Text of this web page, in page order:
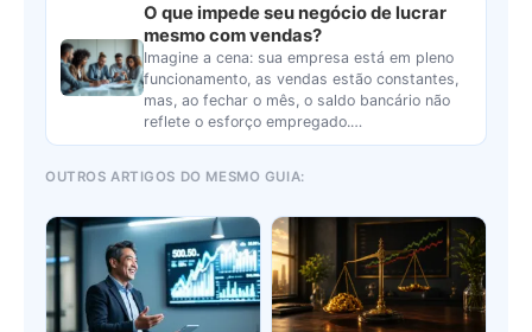
O que impede seu negócio de lucrar
mesmo com vendas?
Imagine a cena: sua empresa está em pleno
funcionamento, as vendas estão constantes,
mas, ao fechar o mês, o saldo bancário não
reflete o esforço empregado.…
OUTROS ARTIGOS DO MESMO GUIA: